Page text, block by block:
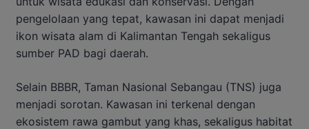
pengelolaan yang tepat, kawasan ini dapat menjadi
ikon wisata alam di Kalimantan Tengah sekaligus
sumber PAD bagi daerah.
Selain BBBR, Taman Nasional Sebangau (TNS) juga
menjadi sorotan. Kawasan ini terkenal dengan
ekosistem rawa gambut yang khas, sekaligus habitat